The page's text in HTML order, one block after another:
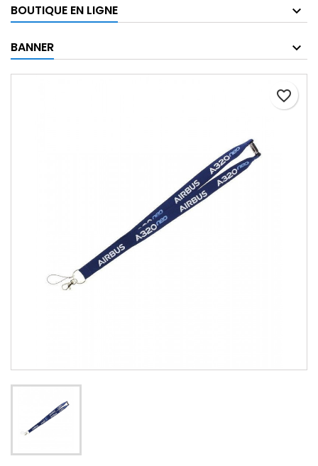
BOUTIQUE EN LIGNE
BANNER
favorite_border